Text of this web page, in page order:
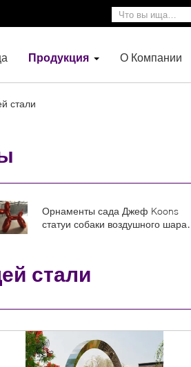
Продукция О Компании
стали
Орнаменты сада Джеф Koons
статуи собаки воздушного шара
стали